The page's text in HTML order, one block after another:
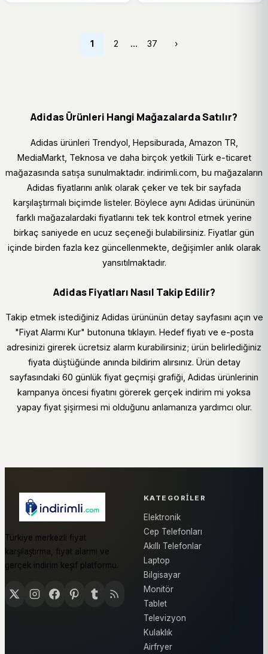
1 2 … 37 ›
Adidas Ürünleri Hangi Mağazalarda Satılır?
Adidas ürünleri Trendyol, Hepsiburada, Amazon TR,
MediaMarkt, Teknosa ve daha birçok yetkili Türk e-ticaret
mağazasında satışa sunulmaktadır. indirimli.com, bu mağazaların
Adidas fiyatlarını anlık olarak çeker ve tek bir sayfada
karşılaştırmalı biçimde listeler. Böylece aynı Adidas ürününün
farklı mağazalardaki fiyatlarını tek tek kontrol etmek yerine
birkaç saniyede en ucuz seçeneği bulabilirsiniz. Fiyatlar gün
içinde birden fazla kez güncellenmekte, değişimler anlık olarak
yansıtılmaktadır.
Adidas Fiyatları Nasıl Takip Edilir?
Takip etmek istediğiniz Adidas ürününün detay sayfasını açın ve
"Fiyat Alarmı Kur" butonuna tıklayın. Hedef fiyatı ve e-posta
adresinizi girerek ücretsiz alarm kurabilirsiniz; ürün belirlediğiniz
fiyata düştüğünde anında bildirim alırsınız. Ürün detay
sayfasındaki 60 günlük fiyat geçmişi grafiği, Adidas ürünlerinin
kampanya öncesi fiyatını görerek gerçek indirim mi yoksa
yapay fiyat şişirmesi mi olduğunu anlamanıza yardımcı olur.
Türkiye merkezli fiyat
karşılaştırma, fiyat alarmı ve
gerçek indirim keşif platformu.
KATEGORILER
Elektronik
Cep Telefonları
Akıllı Telefonlar
Laptop
Bilgisayar
Monitör
Tablet
Televizyon
Kulaklık
Airfryer